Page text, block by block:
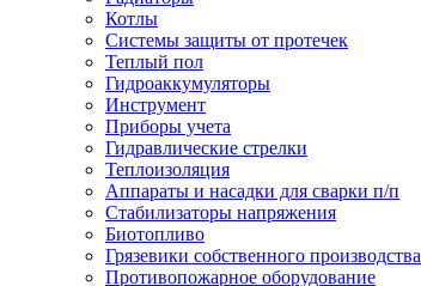
Котлы
Системы защиты от протечек
Теплый пол
Гидроаккумуляторы
Инструмент
Приборы учета
Гидравлические стрелки
Теплоизоляция
Аппараты и насадки для сварки п/п
Стабилизаторы напряжения
Биотопливо
Грязевики собственного производства
Противопожарное оборудование